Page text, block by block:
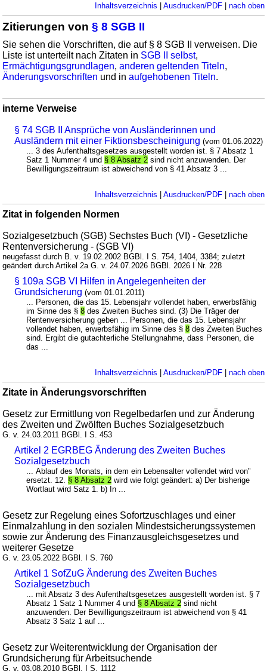
Inhaltsverzeichnis | Ausdrucken/PDF| nach oben
Zitierungen von§ 8 SGB II
Sie sehen die Vorschriften, die auf § 8 SGB II verweisen. Die
Liste ist unterteilt nach Zitaten in SGB II selbst,
Ermächtigungsgrundlagen,anderen geltenden Titeln,
Änderungsvorschriften und inaufgehobenen Titeln.
interne Verweise
§ 74 SGB II Ansprüche von Ausländerinnen und
Ausländern mit einer Fiktionsbescheinigung (vom 01.06.2022)
... 3 des Aufenthaltsgesetzes ausgestellt worden ist. § 7 Absatz 1
Satz 1 Nummer 4 und § 8 Absatz 2 sind nicht anzuwenden. Der
Bewilligungszeitraum ist abweichend von § 41 Absatz 3 ...
Inhaltsverzeichnis | Ausdrucken/PDF| nach oben
Zitat in folgenden Normen
Sozialgesetzbuch (SGB) Sechstes Buch (VI) - Gesetzliche
Rentenversicherung - (SGB VI)
neugefasst durch B. v. 19.02.2002 BGBl. I S. 754, 1404, 3384; zuletzt
geändert durch Artikel 2a G. v. 24.07.2026 BGBl. 2026 I Nr. 228
§ 109a SGB VI Hilfen in Angelegenheiten der
Grundsicherung (vom 01.01.2011)
... Personen, die das 15. Lebensjahr vollendet haben, erwerbsfähig
im Sinne des §8 des Zweiten Buches sind. (3) Die Träger der
Rentenversicherung geben ... Personen, die das 15. Lebensjahr
vollendet haben, erwerbsfähig im Sinne des §8 des Zweiten Buches
sind. Ergibt die gutachterliche Stellungnahme, dass Personen, die
das ...
Inhaltsverzeichnis | Ausdrucken/PDF| nach oben
Zitate in Änderungsvorschriften
Gesetz zur Ermittlung von Regelbedarfen und zur Änderung
des Zweiten und Zwölften Buches Sozialgesetzbuch
G. v. 24.03.2011 BGBl. I S. 453
Artikel 2 EGRBEG Änderung des Zweiten Buches
Sozialgesetzbuch
... Ablauf des Monats, in dem ein Lebensalter vollendet wird von"
ersetzt. 12. § 8 Absatz 2 wird wie folgt geändert: a) Der bisherige
Wortlaut wird Satz 1. b) In ...
Gesetz zur Regelung eines Sofortzuschlages und einer
Einmalzahlung in den sozialen Mindestsicherungssystemen
sowie zur Änderung des Finanzausgleichsgesetzes und
weiterer Gesetze
G. v. 23.05.2022 BGBl. I S. 760
Artikel 1 SofZuG Änderung des Zweiten Buches
Sozialgesetzbuch
... mit Absatz 3 des Aufenthaltsgesetzes ausgestellt worden ist. § 7
Absatz 1 Satz 1 Nummer 4 und § 8 Absatz 2 sind nicht
anzuwenden. Der Bewilligungszeitraum ist abweichend von § 41
Absatz 3 Satz 1 auf ...
Gesetz zur Weiterentwicklung der Organisation der
Grundsicherung für Arbeitsuchende
G. v. 03.08.2010 BGBl. I S. 1112